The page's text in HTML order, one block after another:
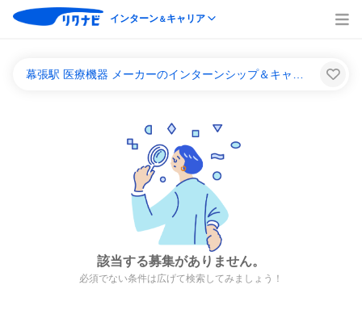
インターン＆キャリア
該当する募集がありません。
必須でない条件は広げて検索してみましょう！